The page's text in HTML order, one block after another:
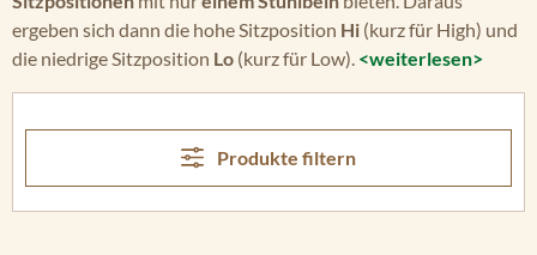
ergeben sich dann die hohe Sitzposition Hi (kurz für High) und
die niedrige Sitzposition Lo (kurz für Low). <weiterlesen>
Produkte filtern